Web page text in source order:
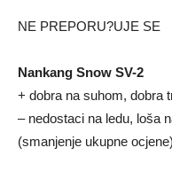
NE PREPORU?UJE SE
Nankang Snow SV-2
+ dobra na suhom, dobra
– nedostaci na ledu, loša
(smanjenje ukupne ocjene)